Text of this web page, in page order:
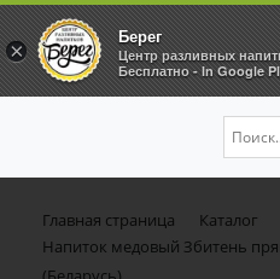
Главная страница Каталог
Напиток медовый Збитень
×
Берег
Центр разливных
Бесплатно - In Google